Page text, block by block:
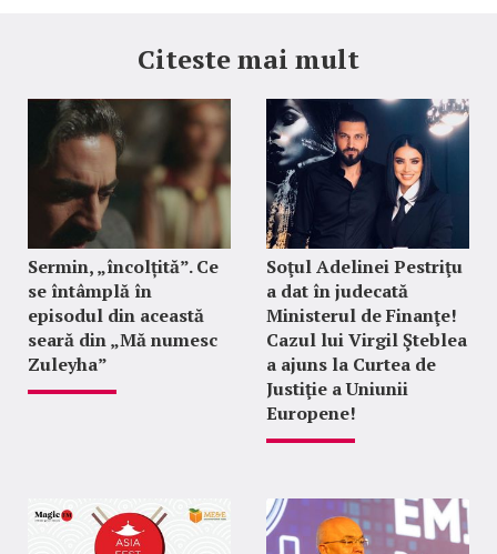
Citeste mai mult
Sermin, „încolțită”. Ce
se întâmplă în
episodul din această
seară din „Mă numesc
Zuleyha”
Soţul Adelinei Pestriţu
a dat în judecată
Ministerul de Finanţe!
Cazul lui Virgil Şteblea
a ajuns la Curtea de
Justiţie a Uniunii
Europene!